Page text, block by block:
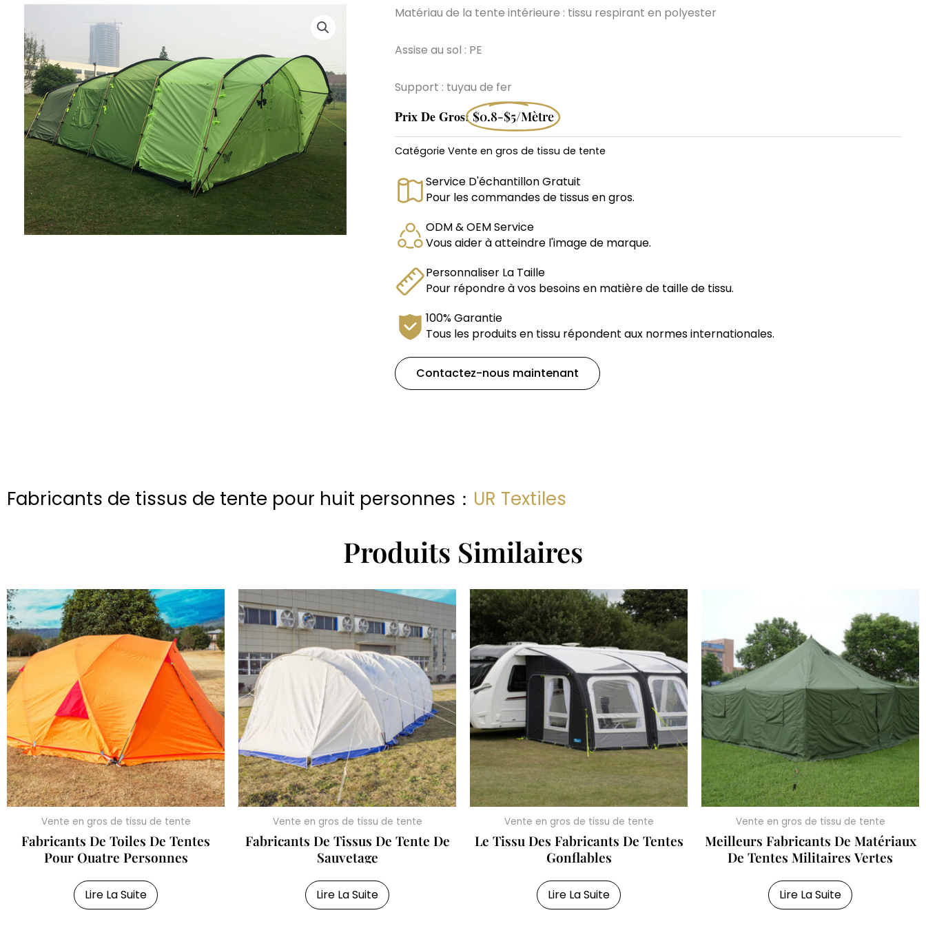
Matériau de la tente intérieure : tissu respirant en polyester
Assise au sol : PE
Support : tuyau de fer
Prix De Gros: $0.8-$5/mètre
Catégorie Vente en gros de tissu de tente
Service D'échantillon Gratuit
Pour les commandes de tissus en gros.
ODM & OEM Service
Vous aider à atteindre l'image de marque.
Personnaliser La Taille
Pour répondre à vos besoins en matière de taille de tissu.
100% Garantie
Tous les produits en tissu répondent aux normes internationales.
Contactez-nous maintenant
Fabricants de tissus de tente pour huit personnes： UR Textiles
Produits Similaires
Vente en gros de tissu de tente
Fabricants De Toiles De Tentes
Pour Quatre Personnes
Lire La Suite
Vente en gros de tissu de tente
Fabricants De Tissus De Tente De
Sauvetage
Lire La Suite
Vente en gros de tissu de tente
Le Tissu Des Fabricants De Tentes
Gonflables
Lire La Suite
Vente en gros de tissu de tente
Meilleurs Fabricants De Matériaux
De Tentes Militaires Vertes
Lire La Suite